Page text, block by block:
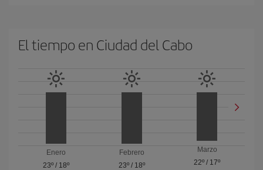
El tiempo en Ciudad del Cabo
Enero
23º/ 18º
Febrero
23º/ 18º
Marzo
22º / 17º